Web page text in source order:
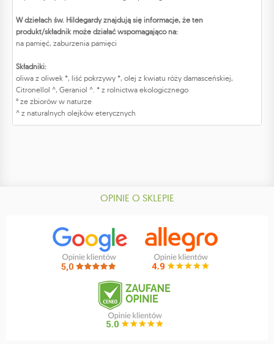
W dziełach św. Hildegardy znajdują się informacje, że ten
produkt/składnik może działać wspomagająco na:
na pamięć, zaburzenia pamięci
Składniki:
oliwa z oliwek *, liść pokrzywy *, olej z kwiatu róży damasceńskiej,
Citronellol ^, Geraniol ^. * z rolnictwa ekologicznego
° ze zbiorów w naturze
^ z naturalnych olejków eterycznych
OPINIE O SKLEPIE